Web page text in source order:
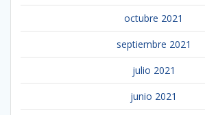
octubre 2021
septiembre 2021
julio 2021
junio 2021